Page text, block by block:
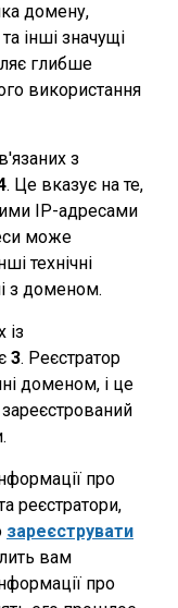
домену,
інші значущі
глибше
використання
з
. Це вказує на те,
IP-адресами
може
технічні
з доменом.
із
3. Реєстратор
доменом, і це
про
реєстратори,
зареєструвати
вам
про